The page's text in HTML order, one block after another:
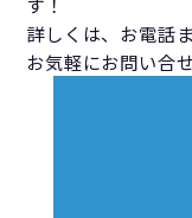
詳しくは、お電話
お気軽にお問い合